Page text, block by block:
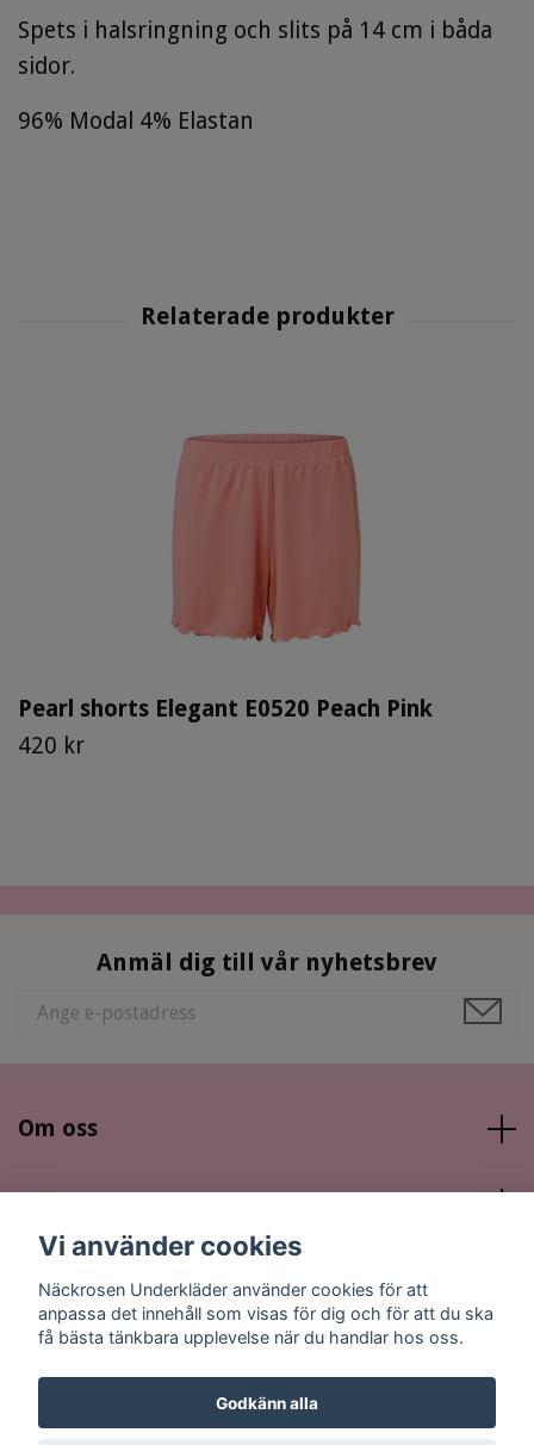
Spets i halsringning och slits på 14 cm i båda
sidor.
96% Modal 4% Elastan
Pearl shorts Elegant E0520 Peach Pink
420 kr
Anmäl dig till vår nyhetsbrev
Om oss
Sociala medier
Vi använder cookies
Näckrosen Underkläder använder cookies för att
anpassa det innehåll som visas för dig och för att du ska
få bästa tänkbara upplevelse när du handlar hos oss.
Godkänn alla